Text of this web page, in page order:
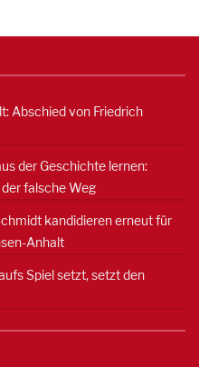
Abschied von Friedrich
der Geschichte lernen:
falsche Weg
kandidieren erneut für
Anhalt
Spiel setzt, setzt den